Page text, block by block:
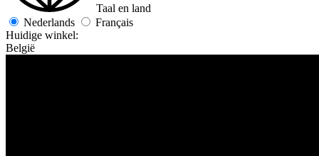
Taal en land
Nederlands
Français
Huidige winkel:
België